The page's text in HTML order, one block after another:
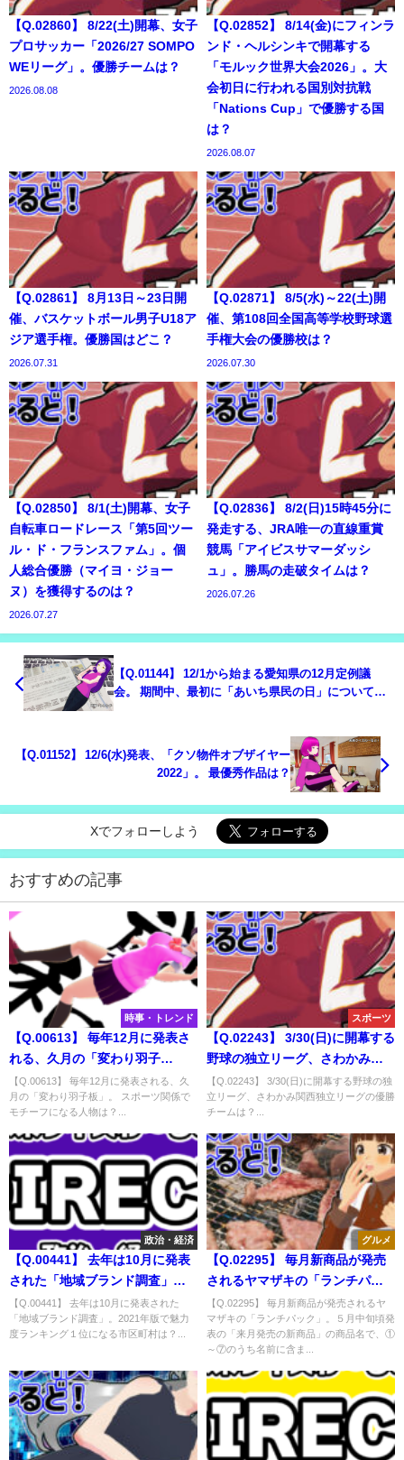
【Q.02860】 8/22(土)開幕、女子
プロサッカー「2026/27 SOMPO
WEリーグ」。優勝チームは？
2026.08.08
【Q.02852】 8/14(金)にフィンラ
ンド・ヘルシンキで開幕する
「モルック世界大会2026」。大
会初日に行われる国別対抗戦
「Nations Cup」で優勝する国
は？
2026.08.07
【Q.02861】 8月13日～23日開
催、バスケットボール男子U18ア
ジア選手権。優勝国はどこ？
2026.07.31
【Q.02871】 8/5(水)～22(土)開
催、第108回全国高等学校野球選
手権大会の優勝校は？
2026.07.30
【Q.02850】 8/1(土)開幕、女子
自転車ロードレース「第5回ツー
ル・ド・フランスファム」。個
人総合優勝（マイヨ・ジョー
ヌ）を獲得するのは？
2026.07.27
【Q.02836】 8/2(日)15時45分に
発走する、JRA唯一の直線重賞
競馬「アイビスサマーダッシ
ュ」。勝馬の走破タイムは？
2026.07.26
【Q.01144】 12/1から始まる愛知県の12月定例議
会。 期間中、最初に「あいち県民の日」について審
【Q.01152】 12/6(水)発表、「クソ物件オブザイヤー
2022」。 最優秀作品は？
Xでフォローしよう
おすすめの記事
時事・トレンド
【Q.00613】 毎年12月に発表さ
れる、久月の「変わり羽子
板」。 スポーツ関係でモチーフ
になる人物は？
【Q.00613】 毎年12月に発表される、久
月の「変わり羽子板」。 スポーツ関係で
モチーフになる人物は？...
スポーツ
【Q.02243】 3/30(日)に開幕する
野球の独立リーグ、さわかみ関
西独立リーグの優勝チームは？
【Q.02243】 3/30(日)に開幕する野球の独
立リーグ、さわかみ関西独立リーグの優勝
チームは？...
政治・経済
【Q.00441】 去年は10月に発表
された「地域ブランド調査」。
2021年版で魅力度ランキング１
位になる市区町村は？
【Q.00441】 去年は10月に発表された
「地域ブランド調査」。2021年版で魅力
度ランキング１位になる市区町村は？...
グルメ
【Q.02295】 毎月新商品が発売
されるヤマザキの「ランチパッ
ク」。５月中旬頃発表の「来月
発売の新商品」の商品名で、①
～⑦のうち名前に含まれる単語
【Q.02295】 毎月新商品が発売されるヤ
マザキの「ランチパック」。５月中旬頃発
表の「来月発売の新商品」の商品名で、①
～⑦のうち名前に含ま...